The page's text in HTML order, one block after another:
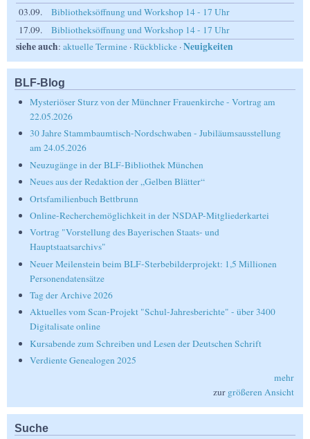
03.09.
Bibliotheksöffnung und Workshop 14 - 17 Uhr
17.09.
Bibliotheksöffnung und Workshop 14 - 17 Uhr
siehe auch: aktuelle Termine ·Rückblicke ·Neuigkeiten
BLF-Blog
Mysteriöser Sturz von der Münchner Frauenkirche - Vortrag am
22.05.2026
30 Jahre Stammbaumtisch-Nordschwaben - Jubiläumsausstellung
am 24.05.2026
Neuzugänge in der BLF-Bibliothek München
Neues aus der Redaktion der „Gelben Blätter“
Ortsfamilienbuch Bettbrunn
Online-Recherchemöglichkeit in der NSDAP-Mitgliederkartei
Vortrag "Vorstellung des Bayerischen Staats- und
Hauptstaatsarchivs"
Neuer Meilenstein beim BLF-Sterbebilderprojekt: 1,5 Millionen
Personendatensätze
Tag der Archive 2026
Aktuelles vom Scan-Projekt "Schul-Jahresberichte" - über 3400
Digitalisate online
Kursabende zum Schreiben und Lesen der Deutschen Schrift
Verdiente Genealogen 2025
mehr
zur größeren Ansicht
Suche